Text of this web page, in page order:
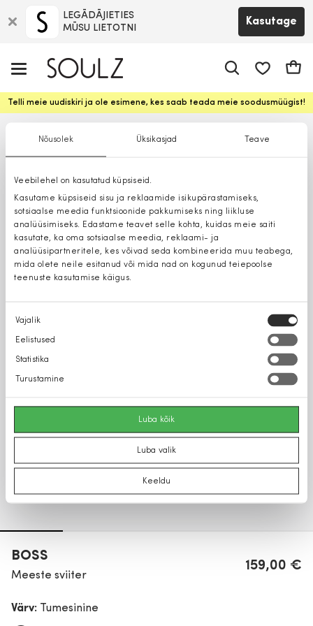
Nõusolek Üksikasjad Teave
Veebilehel on kasutatud küpsiseid.
Kasutame küpsiseid sisu ja reklaamide isikupärastamiseks,
sotsiaalse meedia funktsioonide pakkumiseks ning liikluse
analüüsimiseks. Edastame teavet selle kohta, kuidas meie saiti
kasutate, ka oma sotsiaalse meedia, reklaami- ja
analüüsipartneritele, kes võivad seda kombineerida muu teabega,
mida olete neile esitanud või mida nad on kogunud teiepoolse
teenuste kasutamise käigus.
Nõusoleku
valik
Vajalik
Eelistused
Statistika
Turustamine
Luba kõik
Luba valik
Keeldu
LEGĀDĀJIETIES
MŪSU LIETOTNI
Kasutage
Telli meie uudiskiri ja ole esimene, kes saab teada meie soodusmüügist!
BOSS
Meeste sviiter
159,00 €
Värv: Tumesinine